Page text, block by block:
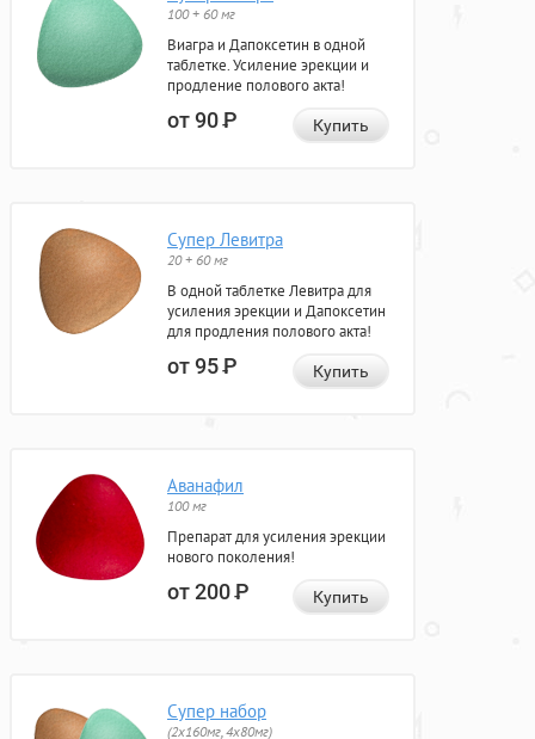
100 + 60 мг
Виагра и Дапоксетин в одной
таблетке. Усиление эрекции и
продление полового акта!
от 90Р Купить
Супер Левитра
20 + 60 мг
В одной таблетке Левитра для
усиления эрекции и Дапоксетин
для продления полового акта!
от 95Р Купить
Аванафил
100 мг
Препарат для усиления эрекции
нового поколения!
от 200Р Купить
Супер набор
(2х160мг, 4х80мг)